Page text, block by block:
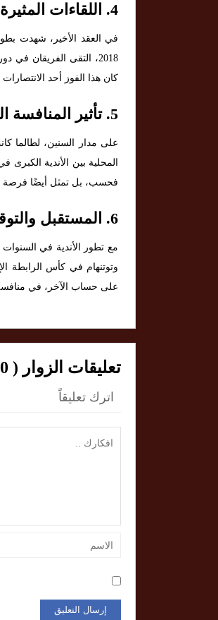
4. اللقاءات
كان هذا الفوز أحد
5. تأثير المنافسة
على مدار السنين، لطالما
المحلية بين الأندية
فحسب، بل تمثل أيضًا فرصة
6. المستقبل
مع تطور الأندية في السنوات
وتوتنهام في كأس الرابطة
على حساب الآخر، في
تعليقات الزوار ( 0 )
اترك تعليقاً